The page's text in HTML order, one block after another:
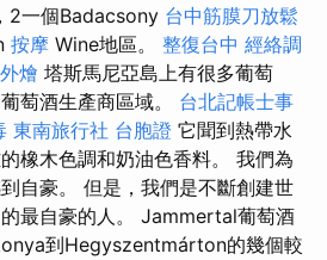
2一個Badacsony 台中筋膜刀放鬆
按摩 Wine地區。 整復台中 經絡調
燴 塔斯馬尼亞島上有很多葡萄
萄酒生產商區域。 台北記帳士事
東南旅行社 台胞證 它聞到熱帶水
橡木色調和奶油色香料。 我們為
自豪。 但是，我們是不斷創建世
最自豪的人。 Jammertal葡萄酒
到Hegyszentmárton的幾個較